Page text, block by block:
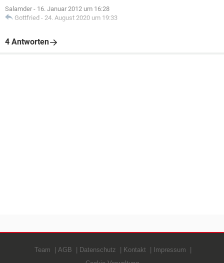
Salamder - 16. Januar 2012 um 16:28
Gottfried - 24. August 2020 um 19:33
4 Antworten
Team AGB Datenschutz Kontakt
Impressum